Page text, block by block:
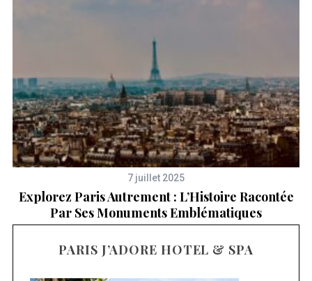
7 juillet 2025
Explorez Paris Autrement : L’Histoire Racontée
Par Ses Monuments Emblématiques
PARIS J’ADORE HOTEL & SPA